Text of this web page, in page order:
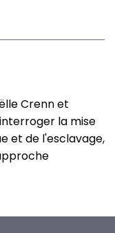
Crenn et
la mise
et de l'esclavage,